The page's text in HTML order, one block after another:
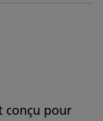
conçu pour